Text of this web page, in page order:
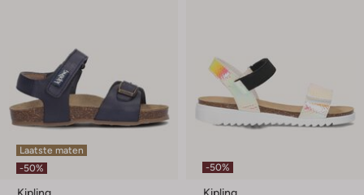
Laatste maten
-50%
-50%